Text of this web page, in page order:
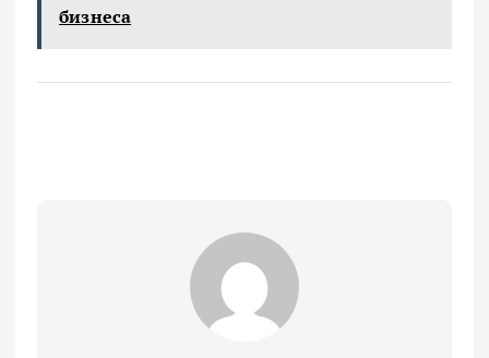
бизнеса